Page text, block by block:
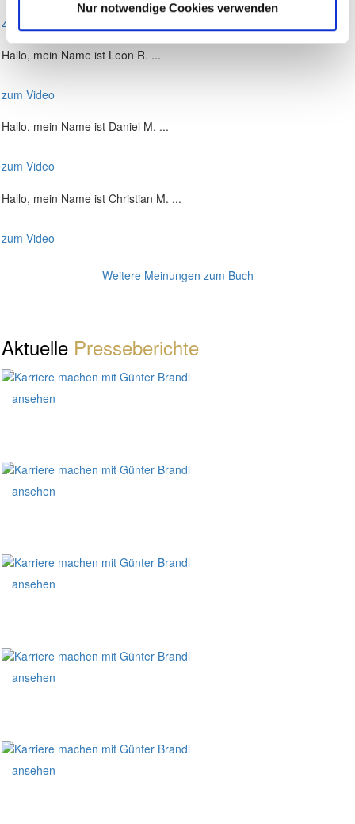
Nur notwendige Cookies verwenden
zum Video
Hallo, mein Name ist Leon R. ...
zum Video
Hallo, mein Name ist Daniel M. ...
zum Video
Hallo, mein Name ist Christian M. ...
zum Video
Weitere Meinungen zum Buch
Aktuelle Presseberichte
ansehen
ansehen
ansehen
ansehen
ansehen